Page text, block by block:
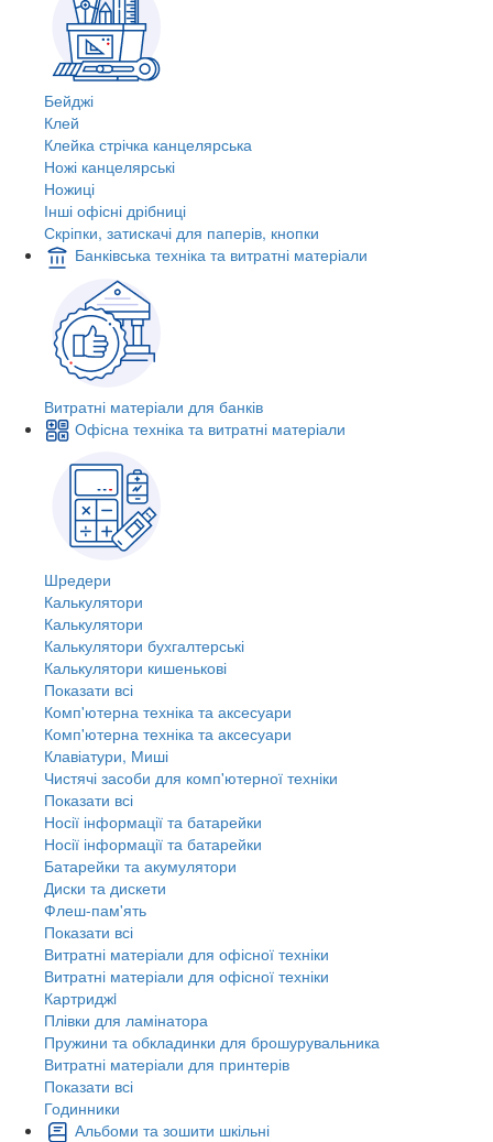
Бейджі
Клей
Клейка стрічка канцелярська
Ножі канцелярські
Ножиці
Інші офісні дрібниці
Скріпки, затискачі для паперів, кнопки
Банківська техніка та витратні матеріали
Витратні матеріали для банків
Офісна техніка та витратні матеріали
Шредери
Калькулятори
Калькулятори
Калькулятори бухгалтерські
Калькулятори кишенькові
Показати всі
Комп'ютерна техніка та аксесуари
Комп'ютерна техніка та аксесуари
Клавіатури, Миші
Чистячі засоби для комп'ютерної техніки
Показати всі
Носії інформації та батарейки
Носії інформації та батарейки
Батарейки та акумулятори
Диски та дискети
Флеш-пам'ять
Показати всі
Витратні матеріали для офісної техніки
Витратні матеріали для офісної техніки
Картриджi
Плівки для ламінатора
Пружини та обкладинки для брошурувальника
Витратні матеріали для принтерів
Показати всі
Годинники
Альбоми та зошити шкільні